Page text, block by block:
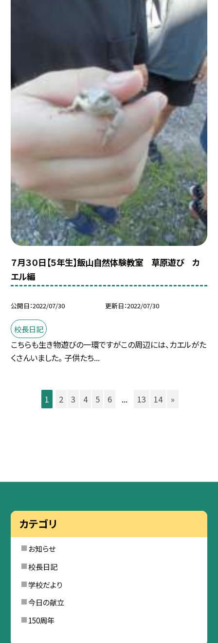
７月３０日【５年生】飯山自然体験教室 草原遊び カ
エル編
公開日 2022/07/30 更新日 2022/07/30
校長日記
こちらも生き物遊びの一環ですがこの周辺には、カエルがた
くさんいました。 子供たち...
1 2 3 4 5 6 ... 13 14 »
カテゴリ
お知らせ
校長日記
学校だより
今日の献立
150周年